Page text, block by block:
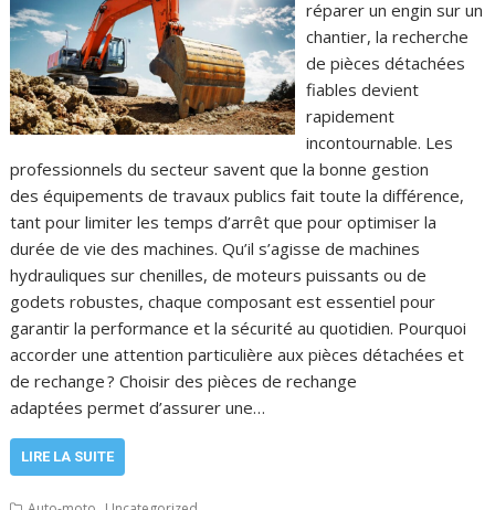
réparer un engin sur un
chantier, la recherche
de pièces détachées
fiables devient
rapidement
incontournable. Les
professionnels du secteur savent que la bonne gestion
des équipements de travaux publics fait toute la différence,
tant pour limiter les temps d’arrêt que pour optimiser la
durée de vie des machines. Qu’il s’agisse de machines
hydrauliques sur chenilles, de moteurs puissants ou de
godets robustes, chaque composant est essentiel pour
garantir la performance et la sécurité au quotidien. Pourquoi
accorder une attention particulière aux pièces détachées et
de rechange ? Choisir des pièces de rechange
adaptées permet d’assurer une…
LIRE LA SUITE